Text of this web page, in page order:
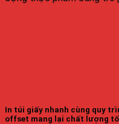
In túi giấy nhanh cùng quy
offset mang lại chất lượng